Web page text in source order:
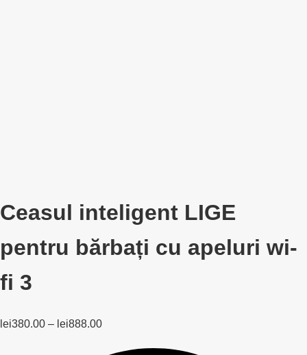
Ceasul inteligent LIGE
pentru bărbați cu apeluri wi-
fi 3
lei380.00 – lei888.00